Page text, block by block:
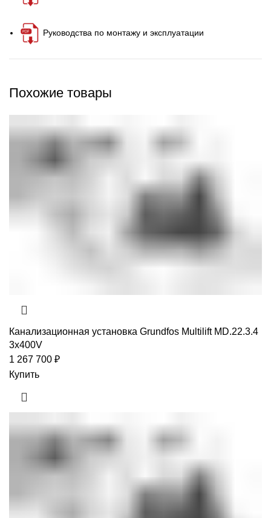
Руководства по монтажу и эксплуатации
Похожие товары
Канализационная установка Grundfos Multilift MD.22.3.4
3x400V
1 267 700 ₽
Купить